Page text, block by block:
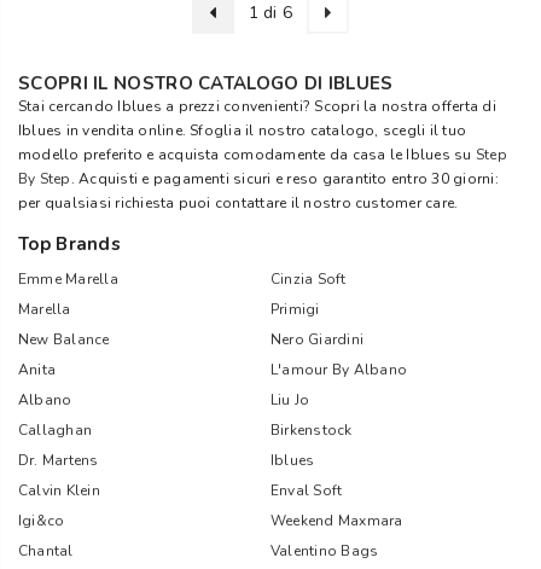
1 di 6
SCOPRI IL NOSTRO CATALOGO DI IBLUES
Stai cercando Iblues a prezzi convenienti? Scopri la nostra offerta di
Iblues in vendita online. Sfoglia il nostro catalogo, scegli il tuo
modello preferito e acquista comodamente da casa le Iblues su Step
By Step. Acquisti e pagamenti sicuri e reso garantito entro 30 giorni:
per qualsiasi richiesta puoi contattare il nostro customer care.
Top Brands
Emme Marella
Cinzia Soft
Marella
Primigi
New Balance
Nero Giardini
Anita
L'amour By Albano
Albano
Liu Jo
Callaghan
Birkenstock
Dr. Martens
Iblues
Calvin Klein
Enval Soft
Igi&co
Weekend Maxmara
Chantal
Valentino Bags